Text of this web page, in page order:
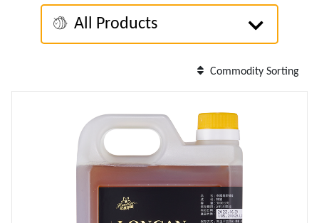
All Products
Commodity Sorting